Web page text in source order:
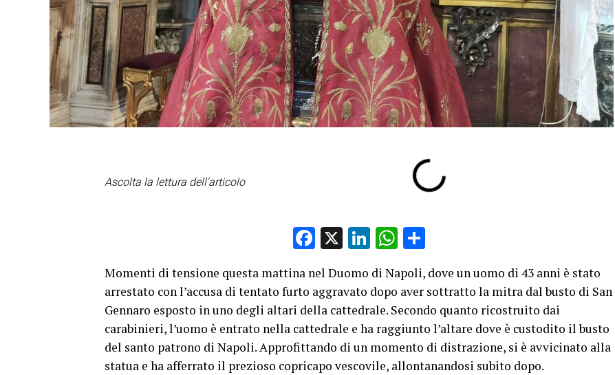
Ascolta la lettura dell'articolo
Facebook
X LinkedInWhatsApp
Momenti di tensione questa mattina nel Duomo di Napoli, dove un uomo di 43 anni è stato
arrestato con l’accusa di tentato furto aggravato dopo aver sottratto la mitra dal busto di San
Gennaro esposto in uno degli altari della cattedrale. Secondo quanto ricostruito dai
carabinieri, l’uomo è entrato nella cattedrale e ha raggiunto l’altare dove è custodito il busto
del santo patrono di Napoli. Approfittando di un momento di distrazione, si è avvicinato alla
statua e ha afferrato il prezioso copricapo vescovile, allontanandosi subito dopo.